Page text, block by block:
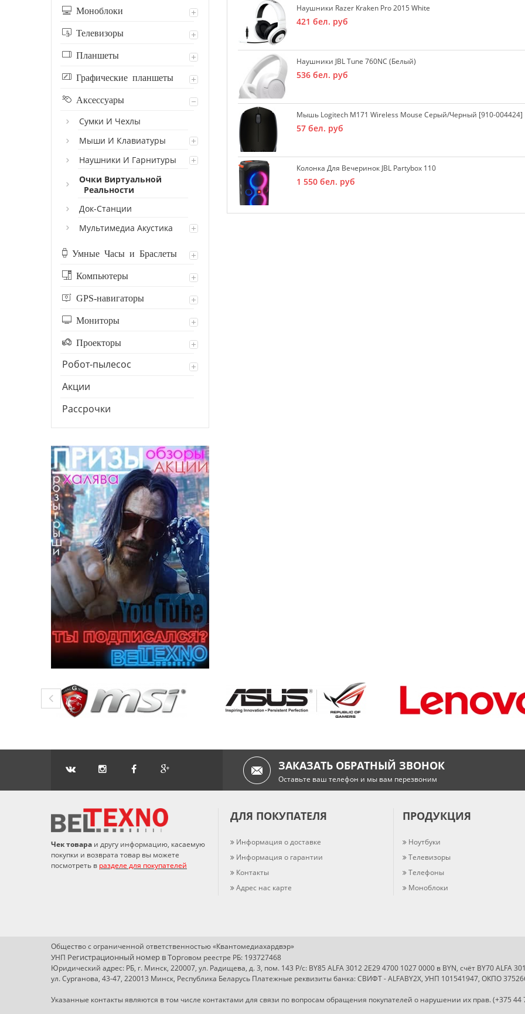
Моноблоки
Телевизоры
Планшеты
Графические планшеты
Аксессуары
Сумки И Чехлы
Мыши И Клавиатуры
Наушники И Гарнитуры
Реальности
Док-Станции
Мультимедиа Акустика
Умные Часы и Браслеты
Компьютеры
GPS-навигаторы
Мониторы
Проекторы
Робот-пылесос
Акции
Рассрочки
Наушники Razer Kraken Pro 2015 White
421 бел. руб
Наушники JBL Tune 760NC (белый)
536 бел. руб
Мышь Logitech M171 Wireless Mouse Серый/черный [910-004424]
57 бел. руб
Колонка Для Вечеринок JBL Partybox 110
1 550 бел. руб
ЗАКАЗАТЬ ОБРАТНЫЙ ЗВОНОК
Оставьте ваш телефон и мы вам перезвоним
Чек товара и другу информацию, касаемую
покупки и возврата товар вы можете
посмотреть в разделе для покупателей
ДЛЯ ПОКУПАТЕЛЯ
Информация о доставке
Информация о гарантии
Контакты
Адрес нас карте
ПРОДУКЦИЯ
Ноутбуки
Телевизоры
Телефоны
Моноблоки
Общество с ограниченной ответственностью «Квантомедиахардвэр»
УНП Регистрационный номер в Торговом реестре РБ: 193727468
Юридический адрес: РБ, г. Минск, 220007, ул. Радищева, д. 3, пом. 143 Р/с: BY85 ALFA 3012 2E29 4700 1027 0000 в BYN, счёт BY70 ALFA
ул. Сурганова, 43-47, 220013 Минск, Республика Беларусь Платежные реквизиты банка: СВИФТ - ALFABY2X, УНП 101541947, ОКПО
Указанные контакты являются в том числе контактами для связи по вопросам обращения покупателей о нарушении их прав. (+375 44